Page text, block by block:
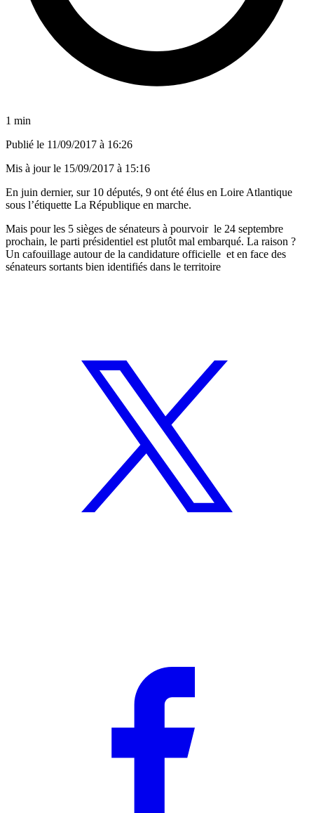
1 min
Publié le 11/09/2017 à 16:26
Mis à jour le 15/09/2017 à 15:16
En juin dernier, sur 10 députés, 9 ont été élus en Loire Atlantique
sous l’étiquette La République en marche.
Mais pour les 5 sièges de sénateurs à pourvoir le 24 septembre
prochain, le parti présidentiel est plutôt mal embarqué. La raison ?
Un cafouillage autour de la candidature officielle et en face des
sénateurs sortants bien identifiés dans le territoire